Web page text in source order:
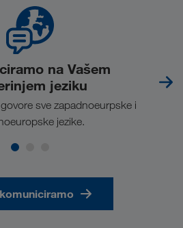
na Vašem
jeziku
sve zapadnoeurpske i
jezike.